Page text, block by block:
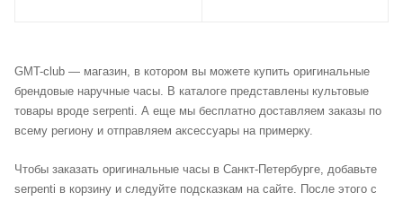
GMT-club — магазин, в котором вы можете купить оригинальные
брендовые наручные часы. В каталоге представлены культовые
товары вроде serpenti. А еще мы бесплатно доставляем заказы по
всему региону и отправляем аксессуары на примерку.
Чтобы заказать оригинальные часы в Санкт-Петербурге, добавьте
serpenti в корзину и следуйте подсказкам на сайте. После этого с